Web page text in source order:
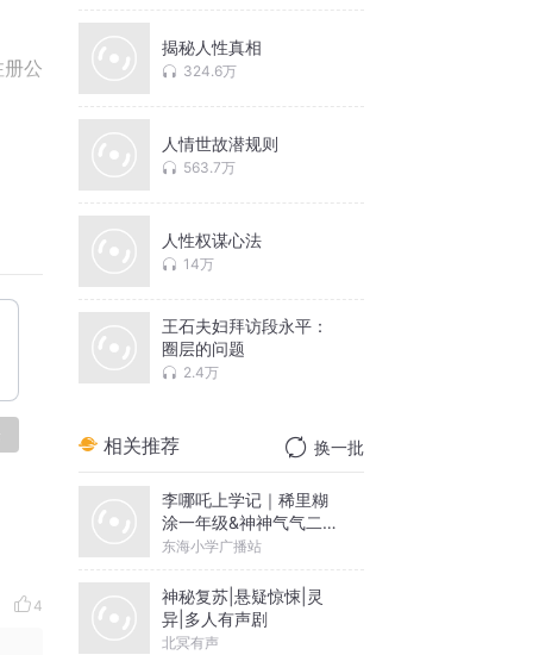
公
4
揭秘人性真相
324.6万
人情世故潜规则
563.7万
人性权谋心法
14万
王石夫妇拜访段永平：
圈层的问题
2.4万
相关推荐 换一批
李哪吒上学记｜稀里糊
涂一年级&神神气气二年
级
东海小学广播站
神秘复苏|悬疑惊悚|灵
异|多人有声剧
北冥有声